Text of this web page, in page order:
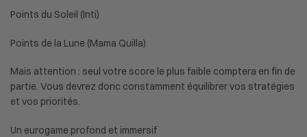
Points du Soleil (Inti)
Points de la Lune (Mama Quilla)
Mais attention : seul votre score le plus faible comptera en fin de
partie. Vous devrez donc constamment équilibrer vos stratégies
et vos priorités.
Un eurogame profond et immersif